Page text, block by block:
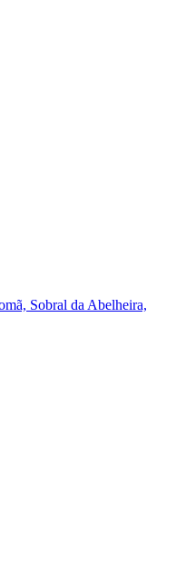
Sobral da Abelheira,